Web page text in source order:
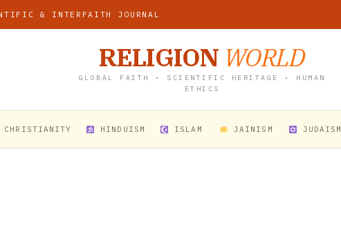
& INTERFAITH JOURNAL
RELIGION WORLD
GLOBAL FAITH • SCIENTIFIC HERITAGE • HUMAN
ETHICS
CHRISTIANITY HINDUISM ISLAM JAINISM JUDAISM